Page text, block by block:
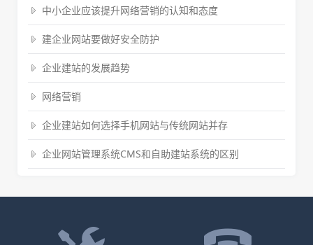
中小企业应该提升网络营销的认知和态度
建企业网站要做好安全防护
企业建站的发展趋势
网络营销
企业建站如何选择手机网站与传统网站并存
企业网站管理系统CMS和自助建站系统的区别